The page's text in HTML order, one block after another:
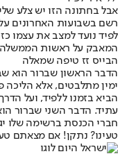
אבל בחתונה הזו יש צלע
רשם בשבועות האחרונים
לפיד נועד למצב את עצמו
המאבק על ראשות הממשלה
הבייס זז טיפה שמאלה
הדבר הראשון שברור הוא
ימין מתלבטים, אלא
הביא בזמנו ללפיד, ועל
עתיד. הדבר השני שברור
חברי הכנסת ברשימה שלו
טעינו? נתקן! אם מצאתם